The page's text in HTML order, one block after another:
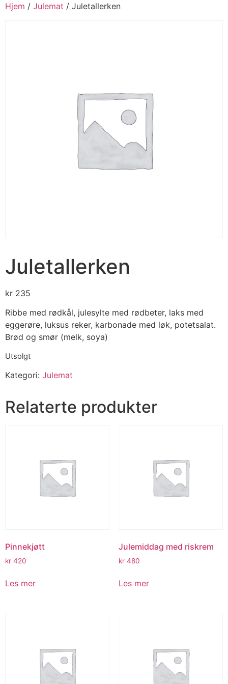
Hjem / Julemat / Juletallerken
Juletallerken
kr 235
Ribbe med rødkål, julesylte med rødbeter, laks med
eggerøre, luksus reker, karbonade med løk, potetsalat.
Brød og smør (melk, soya)
Utsolgt
Kategori: Julemat
Relaterte produkter
Pinnekjøtt
kr 420
Les mer
Julemiddag med riskrem
kr480
Les mer